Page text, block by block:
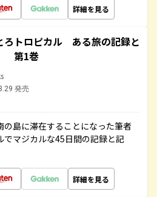
詳細を見る
ろトロピカル ある旅の記録と
第1巻
発売
の島に滞在することになった筆者
マジカルな45日間の記録と記
詳細を見る